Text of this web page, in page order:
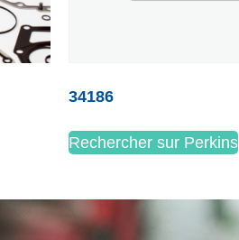
34186
Rechercher sur Perkins